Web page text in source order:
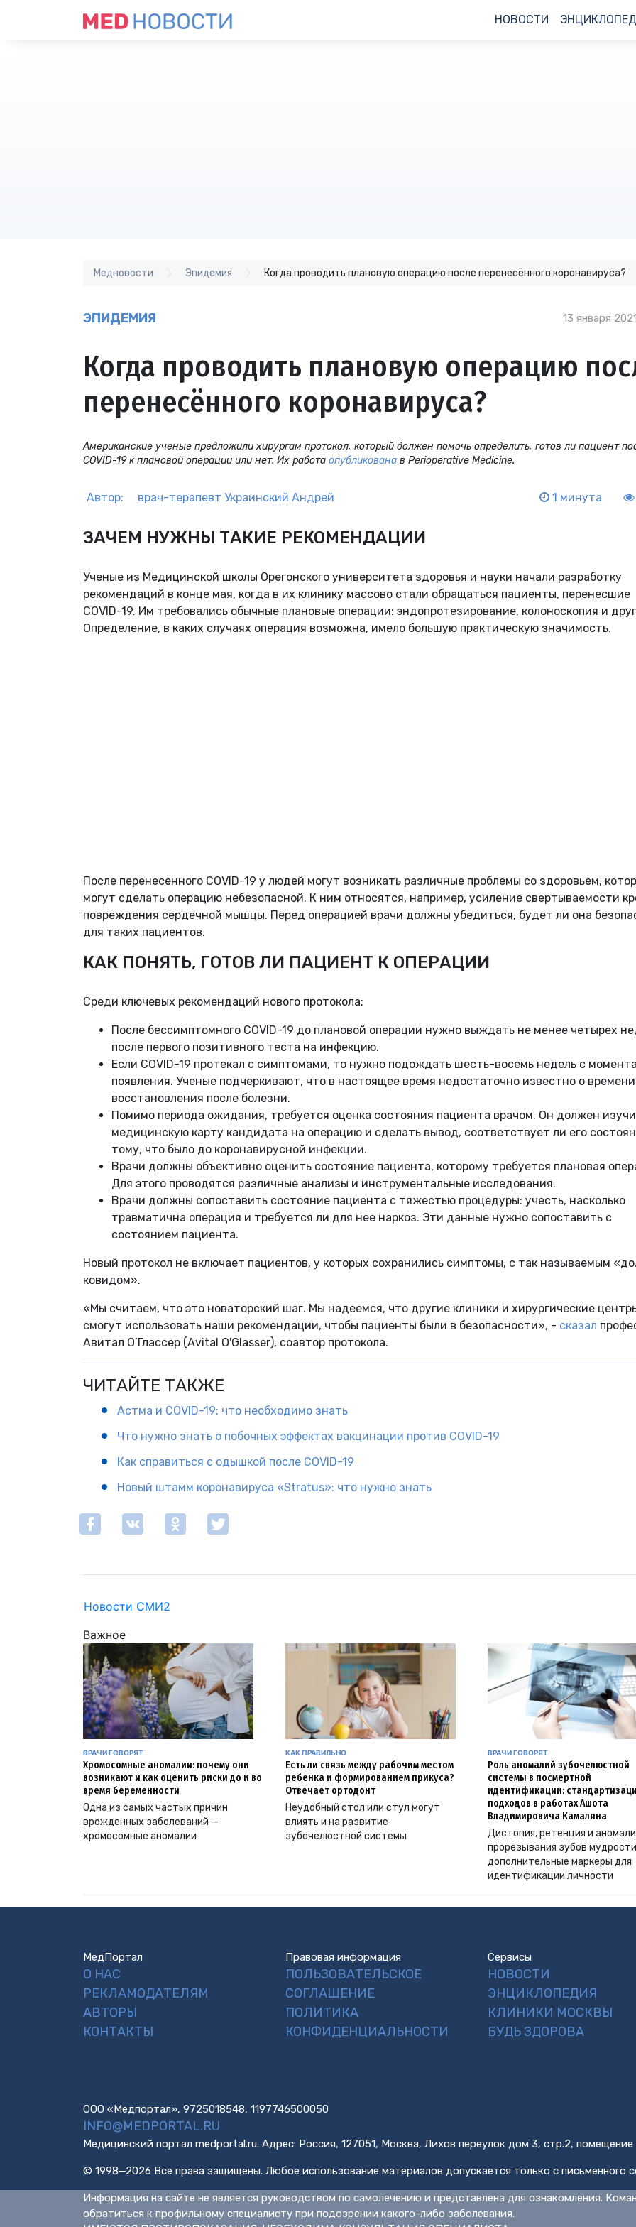
НОВОСТИ
Медновости Эпидемия Когда проводить плановую операцию после перенесённого коронавируса?
ЭПИДЕМИЯ 13 января
Когда проводить плановую операцию
перенесённого коронавируса?
Американские ученые предложили хирургам протокол, который должен помочь определить, готов ли пациент
COVID-19 к плановой операции или нет. Их работа опубликована в Perioperative Medicine.
Автор: врач-терапевт Украинский Андрей 1 минута
ЗАЧЕМ НУЖНЫ ТАКИЕ РЕКОМЕНДАЦИИ
Ученые из Медицинской школы Орегонского университета здоровья и науки начали разработку
рекомендаций в конце мая, когда в их клинику массово стали обращаться пациенты, перенесшие
COVID-19. Им требовались обычные плановые операции: эндопротезирование, колоноскопия и
Определение, в каких случаях операция возможна, имело большую практическую значимость.
После перенесенного COVID-19 у людей могут возникать различные проблемы со здоровьем,
могут сделать операцию небезопасной. К ним относятся, например, усиление свертываемости
повреждения сердечной мышцы. Перед операцией врачи должны убедиться, будет ли она
для таких пациентов.
КАК ПОНЯТЬ, ГОТОВ ЛИ ПАЦИЕНТ К ОПЕРАЦИИ
Среди ключевых рекомендаций нового протокола:
После бессимптомного COVID-19 до плановой операции нужно выждать не менее четырех
после первого позитивного теста на инфекцию.
Если COVID-19 протекал с симптомами, то нужно подождать шесть-восемь недель с
появления. Ученые подчеркивают, что в настоящее время недостаточно известно о времени
восстановления после болезни.
Помимо периода ожидания, требуется оценка состояния пациента врачом. Он должен
медицинскую карту кандидата на операцию и сделать вывод, соответствует ли его
тому, что было до коронавирусной инфекции.
Врачи должны объективно оценить состояние пациента, которому требуется плановая
Для этого проводятся различные анализы и инструментальные исследования.
Врачи должны сопоставить состояние пациента с тяжестью процедуры: учесть, насколько
травматична операция и требуется ли для нее наркоз. Эти данные нужно сопоставить с
состоянием пациента.
Новый протокол не включает пациентов, у которых сохранились симптомы, с так называемым
ковидом».
«Мы считаем, что это новаторский шаг. Мы надеемся, что другие клиники и хирургические
смогут использовать наши рекомендации, чтобы пациенты были в безопасности», - сказал
Авитал О’Глассер (Avital O'Glasser), соавтор протокола.
ЧИТАЙТЕ ТАКЖЕ
Астма и COVID-19: что необходимо знать
Что нужно знать о побочных эффектах вакцинации против COVID-19
Как справиться с одышкой после COVID-19
Новый штамм коронавируса «Stratus»: что нужно знать
Новости СМИ2
Важное
ВРАЧИ ГОВОРЯТ
Хромосомные аномалии: почему они
возникают и как оценить риски до и во
время беременности
Одна из самых частых причин
врожденных заболеваний —
хромосомные аномалии
КАК ПРАВИЛЬНО
Есть ли связь между рабочим местом
ребенка и формированием прикуса?
Отвечает ортодонт
Неудобный стол или стул могут
влиять и на развитие
зубочелюстной системы
ВРАЧИ ГОВОРЯТ
Роль аномалий зубочелюстной
системы в посмертной
идентификации:
подходов в работах Ашота
Владимировича Камаляна
Дистопия, ретенция и
прорезывания зубов
дополнительные маркеры для
идентификации личности
МедПортал
О НАС
РЕКЛАМОДАТЕЛЯМ
АВТОРЫ
КОНТАКТЫ
Правовая информация
ПОЛЬЗОВАТЕЛЬСКОЕ
СОГЛАШЕНИЕ
ПОЛИТИКА
КОНФИДЕНЦИАЛЬНОСТИ
Сервисы
НОВОСТИ
ЭНЦИКЛОПЕДИЯ
КЛИНИКИ МОСКВЫ
БУДЬ ЗДОРОВА
ООО «Медпортал», 9725018548, 1197746500050
INFO@MEDPORTAL.RU
Медицинский портал medportal.ru. Адрес: Россия, 127051, Москва, Лихов переулок дом 3, стр.2, помещение
© 1998—2026 Все права защищены. Любое использование материалов допускается только с письменного
Информация на сайте не является руководством по самолечению и представлена для ознакомления.
обратиться к профильному специалисту при подозрении какого-либо заболевания.